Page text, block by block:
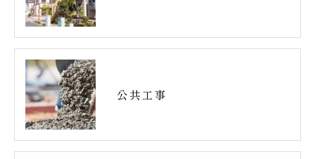
公共工事